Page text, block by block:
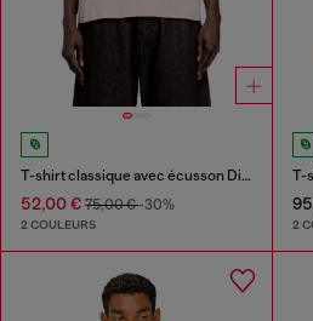
T-shirt classique avec écusson Diesel et imprimé photo
52,00 € 75,00 €-30%
2 COULEURS 2